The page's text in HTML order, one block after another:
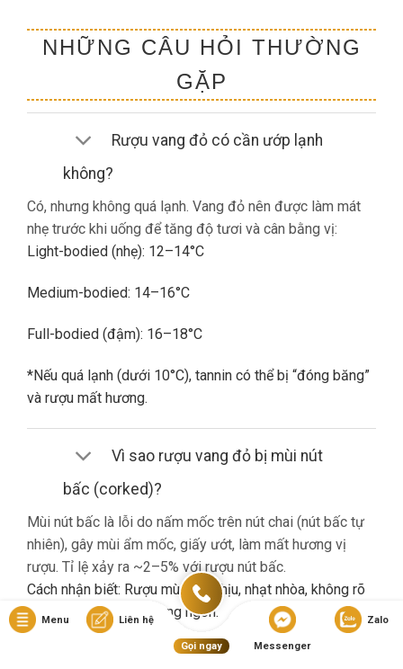
NHỮNG CÂU HỎI THƯỜNG
GẶP
Rượu vang đỏ có cần ướp lạnh
không?
Có, nhưng không quá lạnh. Vang đỏ nên được làm mát
nhẹ trước khi uống để tăng độ tươi và cân bằng vị:
Light-bodied (nhẹ): 12–14°C
Medium-bodied: 14–16°C
Full-bodied (đậm): 16–18°C
*Nếu quá lạnh (dưới 10°C), tannin có thể bị “đóng băng”
và rượu mất hương.
Vì sao rượu vang đỏ bị mùi nút
bấc (corked)?
Mùi nút bấc là lỗi do nấm mốc trên nút chai (nút bấc tự
nhiên), gây mùi ẩm mốc, giấy ướt, làm mất hương vị
rượu. Tỉ lệ xảy ra ~2–5% với rượu nút bấc.
Cách nhận biết: Rượu mùi khó chịu, nhạt nhòa, không rõ
hương trái cây dù là vang ngon.
Nếu gặp lỗi này, bạn nên liên hệ cửa hàng đổi trả (nếu có
Menu Liên hệ
Gọi ngay Messenger
Zalo